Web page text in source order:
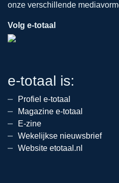
onze verschillende
Volg e-totaal
e-totaal is:
Profiel e-totaal
Magazine e-totaal
E-zine
Wekelijkse nieuwsbrief
Website etotaal.nl